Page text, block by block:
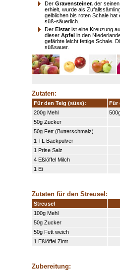
Der Gravensteiner, der
erhielt, wurde als
gelblichen bis roten Schale
süß-säuerlich.
Der Elstarist eine Kreuzung
dieser Apfel in den
gefärbte leicht fettige Schale.
süßsauer.
Zutaten:
Für den Teig (süss):
Für
200g Mehl
50g Zucker
50g Fett (Butterschmalz)
1 TL Backpulver
1 Prise Salz
4 Eßlöffel Milch
1 Ei
Zutaten für den Streusel:
Streusel
100g Mehl
50g Zucker
50g Fett weich
1 Eßlöffel Zimt
Zubereitung: